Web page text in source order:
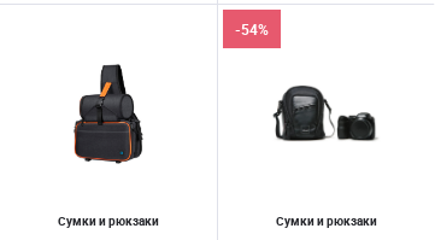
Сумки и рюкзаки Сумки и рюкзаки
-54%